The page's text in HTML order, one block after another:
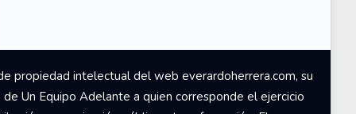
propiedad intelectual del web everardoherrera.com, su
Un Equipo Adelante a quien corresponde el ejercicio